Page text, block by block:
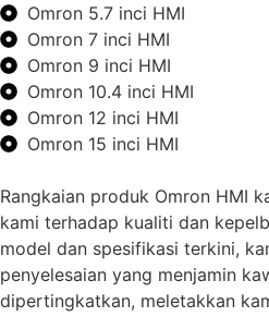
Omron 5.7 inci HMI
Omron 7 inci HMI
Omron 9 inci HMI
Omron 10.4 inci HMI
Omron 12 inci HMI
Omron 15 inci HMI
Rangkaian produk Omron HMI
kami terhadap kualiti dan
model dan spesifikasi terkini,
penyelesaian yang menjamin
dipertingkatkan, meletakkan